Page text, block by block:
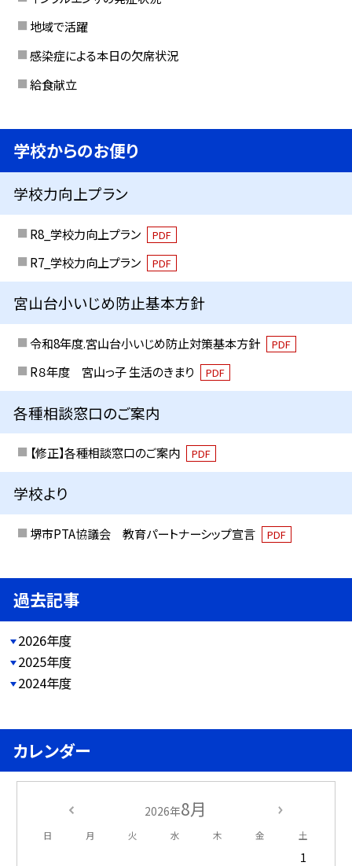
地域で活躍
感染症による本日の欠席状況
給食献立
学校からのお便り
学校力向上プラン
R8_学校力向上プラン PDF
R7_学校力向上プラン PDF
宮山台小いじめ防止基本方針
令和8年度.宮山台小いじめ防止対策基本方針 PDF
R８年度 宮山っ子 生活のきまり PDF
各種相談窓口のご案内
【修正】各種相談窓口のご案内 PDF
学校より
堺市PTA協議会 教育パートナーシップ宣言 PDF
過去記事
2026年度
2025年度
2024年度
カレンダー
2026年8月
日 月 火 水 木 金 土
1